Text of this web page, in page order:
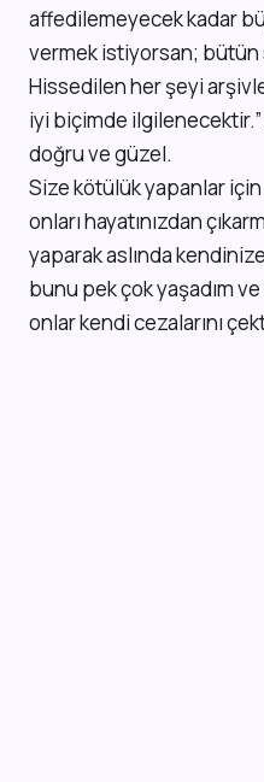
affedilemeyecek kadar
vermek istiyorsan;
Hissedilen her şeyi
iyi biçimde
doğru ve güzel.
Size kötülük yapanlar
onları hayatınızdan
yaparak aslında
bunu pek çok yaşadım
onlar kendi cezalarını